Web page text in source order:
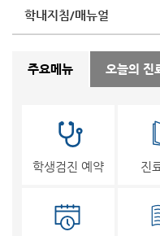
학내지침/매뉴얼
주요메뉴 오늘의 진
학생검진 예약 진